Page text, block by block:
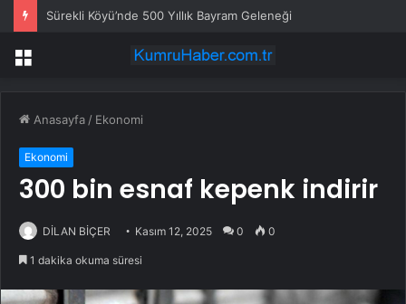
Sürekli Köyü’nde 500 Yıllık Bayram Geleneği
Menü
Anasayfa / Ekonomi
Ekonomi
300 bin esnaf kepenk indirir
DİLAN BİÇER Kasım 12, 2025 0 0
1 dakika okuma süresi